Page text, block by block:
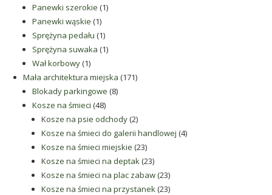
Panewki szerokie 11
Panewki wąskie 11
produkt
Sprężyna pedału 11
produkt
Sprężyna suwaka 11
Wał korbowy 11
produkt
Mała architektura miejska 171171
Blokady parkingowe 88
Kosze na śmieci 4848
produktów
Kosze na psie odchody 22
produkty
Kosze na śmieci do galerii handlowej 44
Kosze na śmieci miejskie 2323
produkty
Kosze na śmieci na deptak 2323
produkty
Kosze na śmieci na plac zabaw 2323
produkty
Kosze na śmieci na przystanek 2323